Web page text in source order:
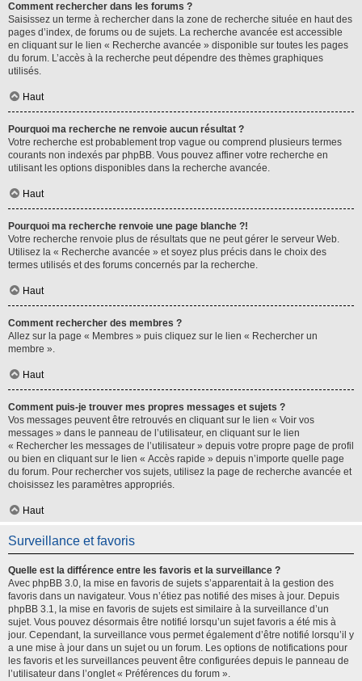
Comment rechercher dans les forums ?
Saisissez un terme à rechercher dans la zone de recherche située en haut des
pages d’index, de forums ou de sujets. La recherche avancée est accessible
en cliquant sur le lien « Recherche avancée » disponible sur toutes les pages
du forum. L’accès à la recherche peut dépendre des thèmes graphiques
utilisés.
Haut
Pourquoi ma recherche ne renvoie aucun résultat ?
Votre recherche est probablement trop vague ou comprend plusieurs termes
courants non indexés par phpBB. Vous pouvez affiner votre recherche en
utilisant les options disponibles dans la recherche avancée.
Haut
Pourquoi ma recherche renvoie une page blanche ?!
Votre recherche renvoie plus de résultats que ne peut gérer le serveur Web.
Utilisez la « Recherche avancée » et soyez plus précis dans le choix des
termes utilisés et des forums concernés par la recherche.
Haut
Comment rechercher des membres ?
Allez sur la page « Membres » puis cliquez sur le lien « Rechercher un
membre ».
Haut
Comment puis-je trouver mes propres messages et sujets ?
Vos messages peuvent être retrouvés en cliquant sur le lien « Voir vos
messages » dans le panneau de l’utilisateur, en cliquant sur le lien
« Rechercher les messages de l’utilisateur » depuis votre propre page de profil
ou bien en cliquant sur le lien « Accès rapide » depuis n’importe quelle page
du forum. Pour rechercher vos sujets, utilisez la page de recherche avancée et
choisissez les paramètres appropriés.
Haut
Surveillance et favoris
Quelle est la différence entre les favoris et la surveillance ?
Avec phpBB 3.0, la mise en favoris de sujets s’apparentait à la gestion des
favoris dans un navigateur. Vous n’étiez pas notifié des mises à jour. Depuis
phpBB 3.1, la mise en favoris de sujets est similaire à la surveillance d’un
sujet. Vous pouvez désormais être notifié lorsqu’un sujet favoris a été mis à
jour. Cependant, la surveillance vous permet également d’être notifié lorsqu’il y
a une mise à jour dans un sujet ou un forum. Les options de notifications pour
les favoris et les surveillances peuvent être configurées depuis le panneau de
l’utilisateur dans l’onglet « Préférences du forum ».